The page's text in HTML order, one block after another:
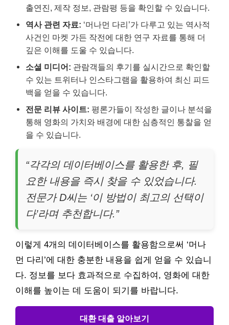
출연진, 제작 정보, 관람평 등을 확인할 수 있습니다.
역사 관련 자료: ‘머나먼 다리’가 다루고 있는 역사적
사건인 마켓 가든 작전에 대한 연구 자료를 통해 더
깊은 이해를 도울 수 있습니다.
소셜 미디어: 관람객들의 후기를 실시간으로 확인할
수 있는 트위터나 인스타그램을 활용하여 최신 피드
백을 얻을 수 있습니다.
전문 리뷰 사이트: 평론가들이 작성한 글이나 분석을
통해 영화의 가치와 배경에 대한 심층적인 통찰을 얻
을 수 있습니다.
“각각의 데이터베이스를 활용한 후, 필
요한 내용을 즉시 찾을 수 있었습니다.
전문가 D씨는 ‘이 방법이 최고의 선택이
다’라며 추천합니다.”
이렇게 4개의 데이터베이스를 활용함으로써 ‘머나
먼 다리’에 대한 충분한 내용을 쉽게 얻을 수 있습니
다. 정보를 보다 효과적으로 수집하여, 영화에 대한
이해를 높이는 데 도움이 되기를 바랍니다.
대환 대출 알아보기